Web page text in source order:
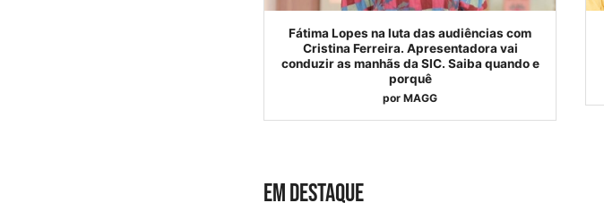
Fátima Lopes na luta das audiências com
Cristina Ferreira. Apresentadora vai
conduzir as manhãs da SIC. Saiba quando e
porquê
por MAGG
EM DESTAQUE